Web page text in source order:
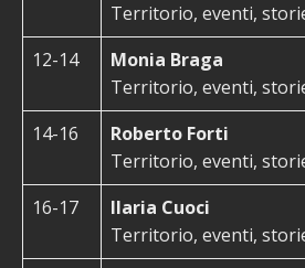
Territorio, eventi,
12-14
Monia Braga
Territorio, eventi,
14-16
Roberto Forti
Territorio, eventi,
16-17
Ilaria Cuoci
Territorio, eventi,